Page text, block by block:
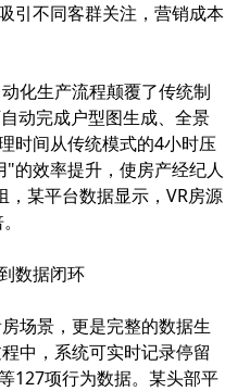
引不同客群关注，营销成本
化生产流程颠覆了传统制
动完成户型图生成、全景
时间从传统模式的4小时压
的效率提升，使房产经纪人
，某平台数据显示，VR房源
数据闭环
场景，更是完整的数据生
中，系统可实时记录停留
127项行为数据。某头部平